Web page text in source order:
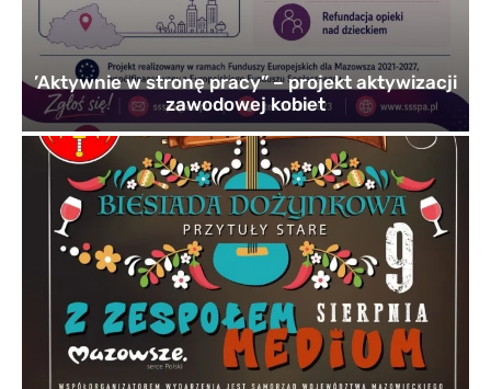
’Aktywnie w stronę pracy” – projekt aktywizacji
zawodowej kobiet